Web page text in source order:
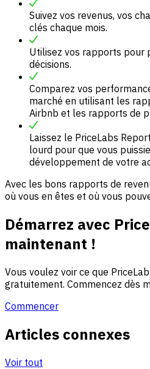
Suivez vos revenus, vos
clés chaque mois.
Utilisez vos rapports pour
décisions.
Comparez vos
marché en utilisant les
Airbnb et les rapports de
Laissez le PriceLabs
lourd pour que vous
développement de votre
Avec les bons rapports de
où vous en êtes et où vous
Démarrez avec
maintenant !
Vous voulez voir ce que
gratuitement. Commencez dès
Commencer
Articles connexes
Voir tout